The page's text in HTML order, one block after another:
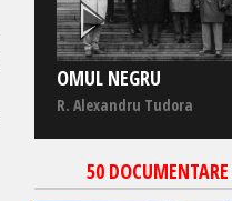
OMUL NEGRU
R. Alexandru Tudora
50